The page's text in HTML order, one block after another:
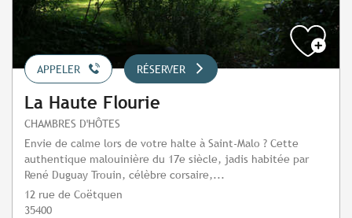
APPELER RÉSERVER
La Haute Flourie
CHAMBRES D'HÔTES
Envie de calme lors de votre halte à Saint-Malo ? Cette
authentique malouinière du 17e siècle, jadis habitée par
René Duguay Trouin, célèbre corsaire,...
12 rue de Coëtquen
35400